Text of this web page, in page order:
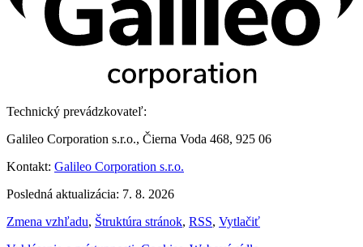
Technický prevádzkovateľ:
Galileo Corporation s.r.o., Čierna Voda 468, 925 06
Kontakt: Galileo Corporation s.r.o.
Posledná aktualizácia: 7. 8. 2026
Zmena vzhľadu, Štruktúra stránok, RSS, Vytlačiť